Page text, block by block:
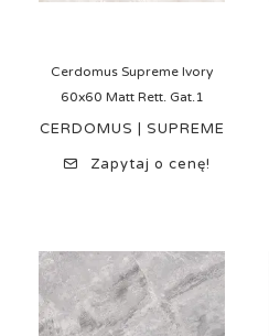
Cerdomus Supreme Ivory
60x60 Matt Rett. Gat.1
CERDOMUS | SUPREME
Zapytaj o cenę!